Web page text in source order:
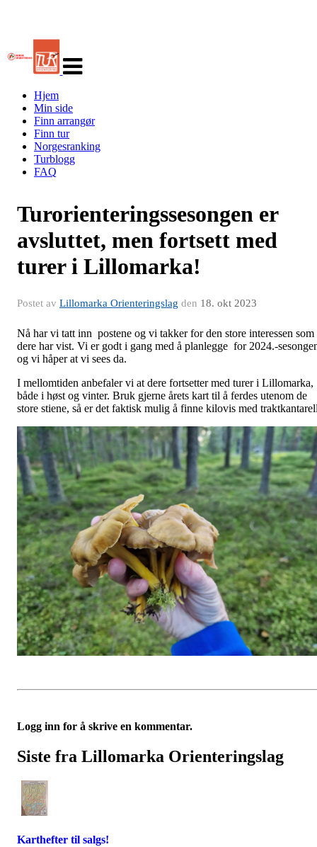
navigasjon
Hjem
Min side
Finn arrangør
Finn tur
Norgesranking
Turblogg
FAQ
Turorienteringssesongen er
avsluttet, men fortsett med
turer i Lillomarka!
Postet av Lillomarka Orienteringslag den 18. okt 2023
Nå har vi tatt inn postene og vi takker for den store interessen som
dere har vist. Vi er godt i gang med å planlegge for 2024.-
og vi håper at vi sees da.
I mellomtiden anbefaler vi at dere fortsetter med turer i Lillomarka,
både i høst og vinter. Bruk gjerne årets kart til å ferdes utenom de
store stiene, så er det faktisk mulig å finne kilovis med
Logg inn for å skrive en kommentar.
Siste fra Lillomarka Orienteringslag
Karthefter til salgs!